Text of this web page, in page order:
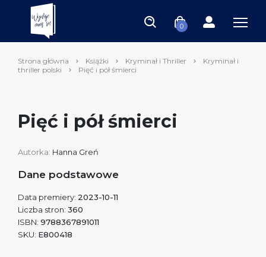
0
Strona główna Książki Kryminał i Thriller
Kryminał i
thriller polski
Pięć i pół śmierci
Pięć i pół śmierci
Autorka: Hanna Greń
Dane podstawowe
Data premiery: 2023-10-11
Liczba stron: 360
ISBN: 9788367891011
SKU: E800418